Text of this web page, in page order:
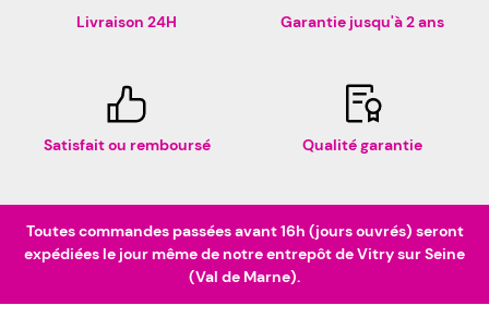
Livraison 24H Garantie jusqu'à 2 ans
Satisfait ou remboursé Qualité garantie
Toutes commandes passées avant 16h (jours ouvrés) seront
expédiées le jour même de notre entrepôt de Vitry sur Seine
(Val de Marne).